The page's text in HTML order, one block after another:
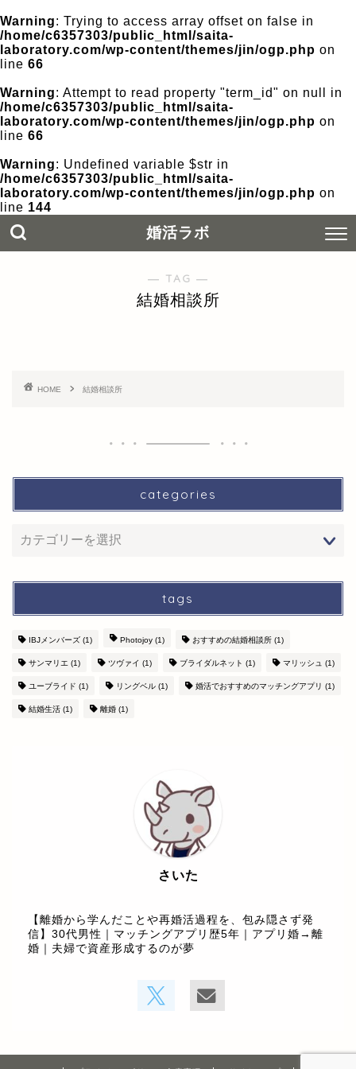
Warning: Trying to access array offset on false in
/home/c6357303/public_html/saita-
laboratory.com/wp-content/themes/jin/ogp.php on
line 66
Warning: Attempt to read property "term_id" on null in
/home/c6357303/public_html/saita-
laboratory.com/wp-content/themes/jin/ogp.php on
line 66
Warning: Undefined variable $str in
/home/c6357303/public_html/saita-
laboratory.com/wp-content/themes/jin/ogp.php on
line 144
婚活ラボ
― TAG ―
結婚相談所
HOME 結婚相談所
categories
tags
IBJメンバーズ (1) Photojoy (1) おすすめの結婚相談所 (1)
サンマリエ (1) ツヴァイ (1) ブライダルネット (1) マリッシュ (1)
ユーブライド (1) リングベル (1) 婚活でおすすめのマッチングアプリ (1)
結婚生活 (1) 離婚 (1)
さいた
【離婚から学んだことや再婚活過程を、包み隠さず発
信】30代男性｜マッチングアプリ歴5年｜アプリ婚→離
婚｜夫婦で資産形成するのが夢